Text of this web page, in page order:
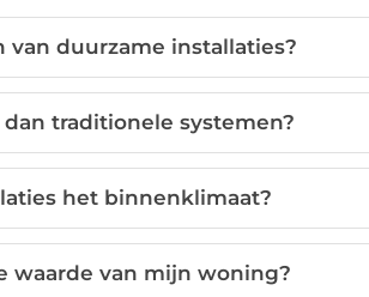
van duurzame installaties?
traditionele systemen?
het binnenklimaat?
waarde van mijn woning?